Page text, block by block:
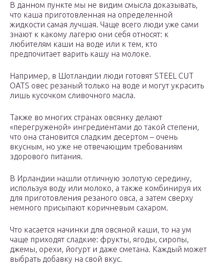
В данном пункте мы не видим смысла доказывать,
что каша приготовленная на определенной
жидкости самая лучшая. Чаще всего люди уже сами
знают к какому лагерю они себя относят: к
любителям каши на воде или к тем, кто
предпочитает варить кашу на молоке.
Например, в Шотландии люди готовят STEEL CUT
OATS овес резаный только на воде и могут украсить
лишь кусочком сливочного масла.
Также во многих странах овсянку делают
«перегруженой» ингредиентами до такой степени,
что она становится сладким десертом – очень
вкусным, но уже не отвечающим требованиям
здорового питания.
В Ирландии нашли отличную золотую середину,
используя воду или молоко, а также комбинируя их
для приготовления резаного овса, а затем сверху
немного присыпают коричневым сахаром.
Что касается начинки для овсяной каши, то на ум
чаще приходят сладкие: фрукты, ягоды, сиропы,
джемы, орехи, йогурт и даже сметана. Каждый может
выбрать добавку на свой вкус.